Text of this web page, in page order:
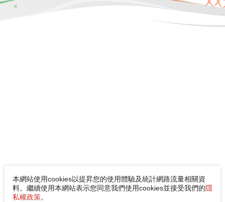
本網站使用cookies以提昇您的使用體驗及統計網路流量相關資
料。繼續使用本網站表示您同意我們使用cookies並接受我們的隱
私權政策。